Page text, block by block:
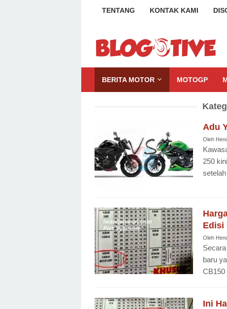
TENTANG KONTAK KAMI
BERITA MOTOR MOTOGP
Adu
Oleh
250
Edisi
Oleh
baru
CB150
Ini